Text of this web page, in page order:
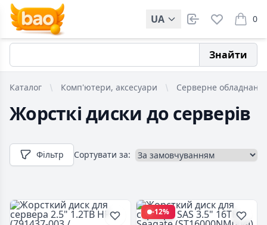
UA 0
items
Знайти
Каталог Комп'ютери, аксесуари Серверне
Жорсткі диски до серверів
Фільтр Сортувати за:
-12%